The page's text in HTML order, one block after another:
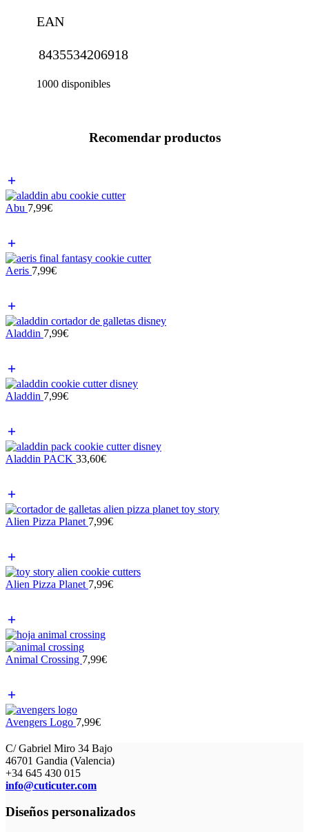
EAN
8435534206918
1000 disponibles
Recomendar productos
Abu 7,99€
Aeris 7,99€
Aladdin 7,99€
Aladdin 7,99€
Aladdin PACK 33,60€
Alien Pizza Planet 7,99€
Alien Pizza Planet 7,99€
Animal Crossing 7,99€
Avengers Logo 7,99€
C/ Gabriel Miro 34 Bajo
46701 Gandia (Valencia)
+34 645 430 015
info@cuticuter.com
Diseños personalizados